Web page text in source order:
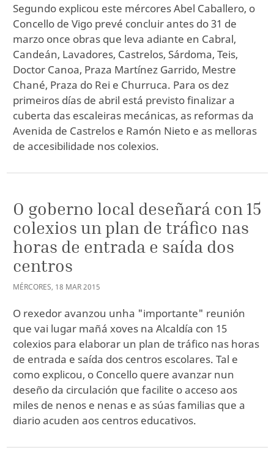
Segundo explicou este mércores Abel Caballero, o
Concello de Vigo prevé concluir antes do 31 de
marzo once obras que leva adiante en Cabral,
Candeán, Lavadores, Castrelos, Sárdoma, Teis,
Doctor Canoa, Praza Martínez Garrido, Mestre
Chané, Praza do Rei e Churruca. Para os dez
primeiros días de abril está previsto finalizar a
cuberta das escaleiras mecánicas, as reformas da
Avenida de Castrelos e Ramón Nieto e as melloras
de accesibilidade nos colexios.
O goberno local deseñará con 15
colexios un plan de tráfico nas
horas de entrada e saída dos
centros
MÉRCORES, 18 MAR2015
O rexedor avanzou unha "importante" reunión
que vai lugar mañá xoves na Alcaldía con 15
colexios para elaborar un plan de tráfico nas horas
de entrada e saída dos centros escolares. Tal e
como explicou, o Concello quere avanzar nun
deseño da circulación que facilite o acceso aos
miles de nenos e nenas e as súas familias que a
diario acuden aos centros educativos.